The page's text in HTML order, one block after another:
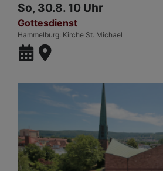
So, 30.8. 10 Uhr
Gottesdienst
Hammelburg Kirche St. Michael